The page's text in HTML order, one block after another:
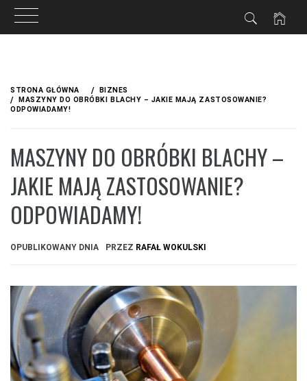
treściSTRONA GŁÓWNA
BIZNES
MASZYNY DO OBRÓBKI BLACHY – JAKIE MAJĄ ZASTOSOWANIE?
ODPOWIADAMY!
MASZYNY DO OBRÓBKI BLACHY –
JAKIE MAJĄ ZASTOSOWANIE?
ODPOWIADAMY!
OPUBLIKOWANY DNIA PRZEZ RAFAŁ WOKULSKI